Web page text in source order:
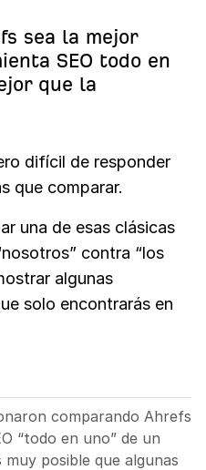
sea la mejor
SEO todo en
que la
difícil de responder
que comparar.
una de esas clásicas
contra “los
algunas
solo encontrarás en
comparando Ahrefs
“todo en uno” de un
muy posible que algunas